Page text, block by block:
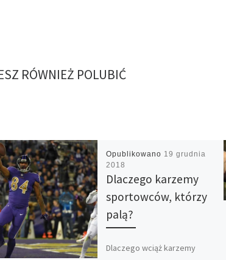
RÓWNIEŻ POLUBIĆ
Opublikowano 19 grudnia
2018
Dlaczego karzemy
sportowców, którzy
palą?
Dlaczego wciąż karzemy